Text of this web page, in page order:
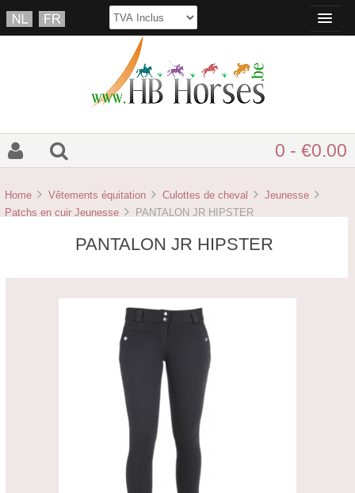
0 - €0.00
Home Vêtements équitation Culottes de cheval
Jeunesse
Patchs en cuir Jeunesse
PANTALON JR HIPSTER
PANTALON JR HIPSTER